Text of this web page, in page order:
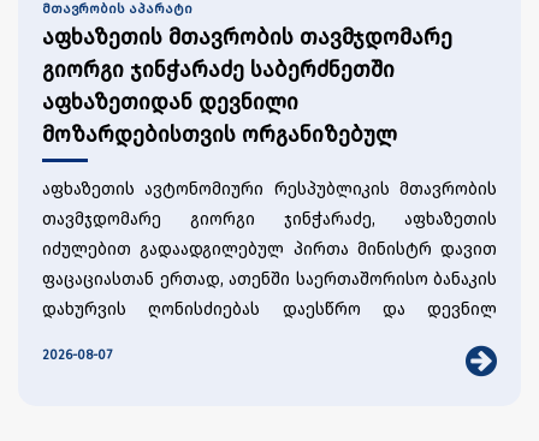
გაღრმავებას, ერთობლივი ღონისძიებებისა და
ქართულ-აფხაზური კულტურული შეხვედრების
ორგანიზებას.
საქართველოს საელჩოში გამართულ შეხვედრას
აფხაზეთის ავტონომიური რესპუბლიკის იძულებით
გადაადგილებულ პირთა მინისტრი დავით ფაცაცია,
სუთიძე და საბერძნეთში საქართველოს საგანგებო
და სრულუფლებიანი ელჩი ლევან ბერიძე
ესწრებოდნენ.
მთავრობის აპარატი
აფხაზეთის მთავრობის თავმჯდომარე
გიორგი ჯინჭარაძე საბერძნეთში
აფხაზეთიდან დევნილი
მოზარდებისთვის ორგანიზებულ
საერთაშორისო ბანაკს ეწვია
აფხაზეთის ავტონომიური რესპუბლიკის მთავრობის
თავმჯდომარე გიორგი ჯინჭარაძე, აფხაზეთის
იძულებით გადაადგილებულ პირთა მინისტრ დავით
ფაცაციასთან ერთად, ათენში საერთაშორისო ბანაკის
დახურვის ღონისძიებას დაესწრო და დევნილ
ახალგაზრდებმა წარადგინეს შემოქმედებითი
2026-08-07